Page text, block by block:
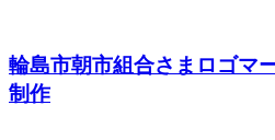
輪島市朝市組合さまロゴマ
制作